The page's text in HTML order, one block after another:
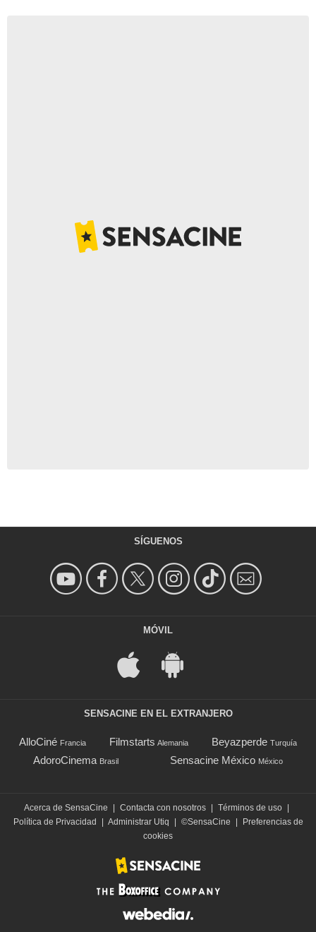
SÍGUENOS
MÓVIL
SENSACINE EN EL EXTRANJERO
AlloCiné Francia Filmstarts Alemania Beyazperde Turquía
AdoroCinema Brasil Sensacine México México
Acerca de SensaCine Contacta con nosotros Términos de uso
Política de Privacidad
Administrar Utiq ©SensaCine
Preferencias de
cookies